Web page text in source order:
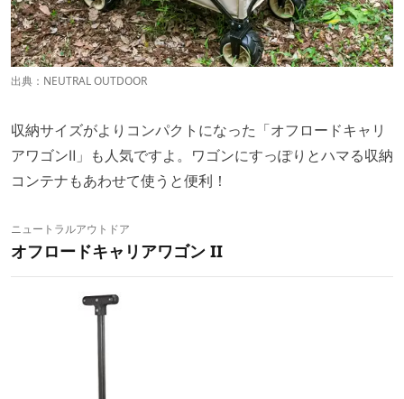
出典： NEUTRAL OUTDOOR
収納サイズがよりコンパクトになった「オフロードキャリ
アワゴンⅡ」も人気ですよ。ワゴンにすっぽりとハマる収納
コンテナもあわせて使うと便利！
ニュートラルアウトドア
オフロードキャリアワゴン II